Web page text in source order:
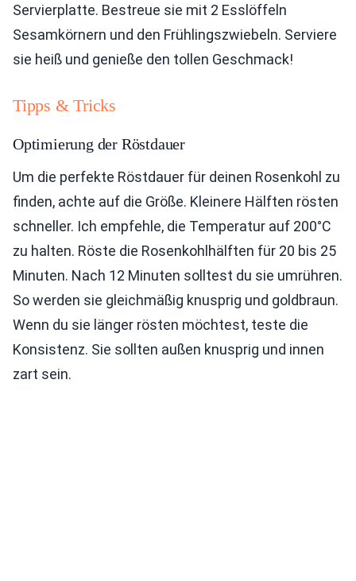
Servierplatte. Bestreue sie mit 2 Esslöffeln
Sesamkörnern und den Frühlingszwiebeln. Serviere
sie heiß und genieße den tollen Geschmack!
Tipps & Tricks
Optimierung der Röstdauer
Um die perfekte Röstdauer für deinen Rosenkohl zu
finden, achte auf die Größe. Kleinere Hälften rösten
schneller. Ich empfehle, die Temperatur auf 200°C
zu halten. Röste die Rosenkohlhälften für 20 bis 25
Minuten. Nach 12 Minuten solltest du sie umrühren.
So werden sie gleichmäßig knusprig und goldbraun.
Wenn du sie länger rösten möchtest, teste die
Konsistenz. Sie sollten außen knusprig und innen
zart sein.